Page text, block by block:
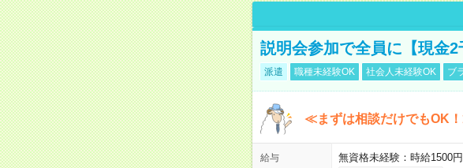
説明会参加で全員に【現金
派遣 職種未経験OK 社会人未経験OK ブ
≪まずは相談だけでもOK
給与 無資格未経験：時給